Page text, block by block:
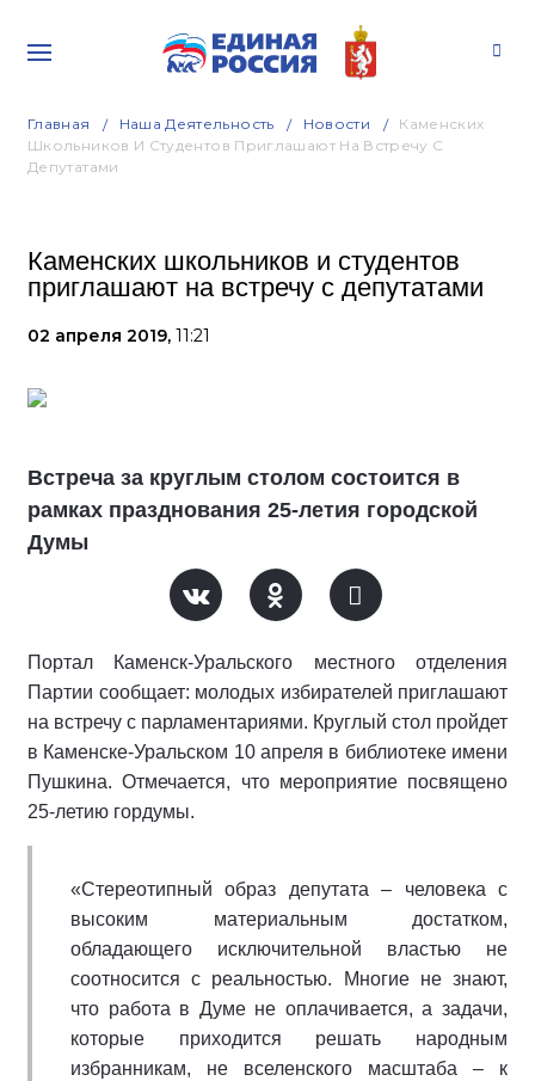
Главная Наша Деятельность Новости
Каменских
Школьников И Студентов Приглашают На Встречу С
Депутатами
Каменских школьников и студентов
приглашают на встречу с депутатами
02 апреля 2019, 11:21
Встреча за круглым столом состоится в
рамках празднования 25-летия городской
Думы
Портал Каменск-Уральского местного отделения
Партии сообщает: молодых избирателей приглашают
на встречу с парламентариями. Круглый стол пройдет
в Каменске-Уральском 10 апреля в библиотеке имени
Пушкина. Отмечается, что мероприятие посвящено
25-летию гордумы.
«Стереотипный образ депутата – человека с
высоким материальным достатком,
обладающего исключительной властью не
соотносится с реальностью. Многие не знают,
что работа в Думе не оплачивается, а задачи,
которые приходится решать народным
избранникам, не вселенского масштаба – к